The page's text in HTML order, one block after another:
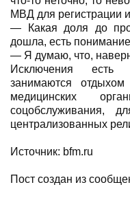
МВД для регистрации
— Какая доля до
дошла, есть
— Я думаю, что,
Исключения есть
занимаются
медицинских
соцобслуживания,
централизованных
Источник: bfm.ru
Пост создан из